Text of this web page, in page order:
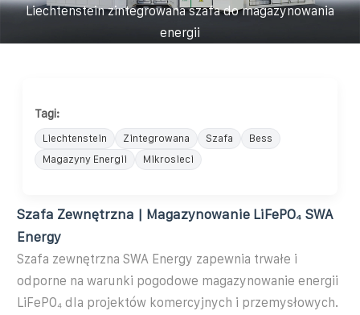
Liechtenstein zintegrowana szafa do magazynowania
energii
Tagi:
Liechtenstein Zintegrowana Szafa
Bess
Magazyny Energii
Mikrosieci
Szafa Zewnętrzna | Magazynowanie LiFePO₄ SWA
Energy
Szafa zewnętrzna SWA Energy zapewnia trwałe i
odporne na warunki pogodowe magazynowanie energii
LiFePO₄ dla projektów komercyjnych i przemysłowych.